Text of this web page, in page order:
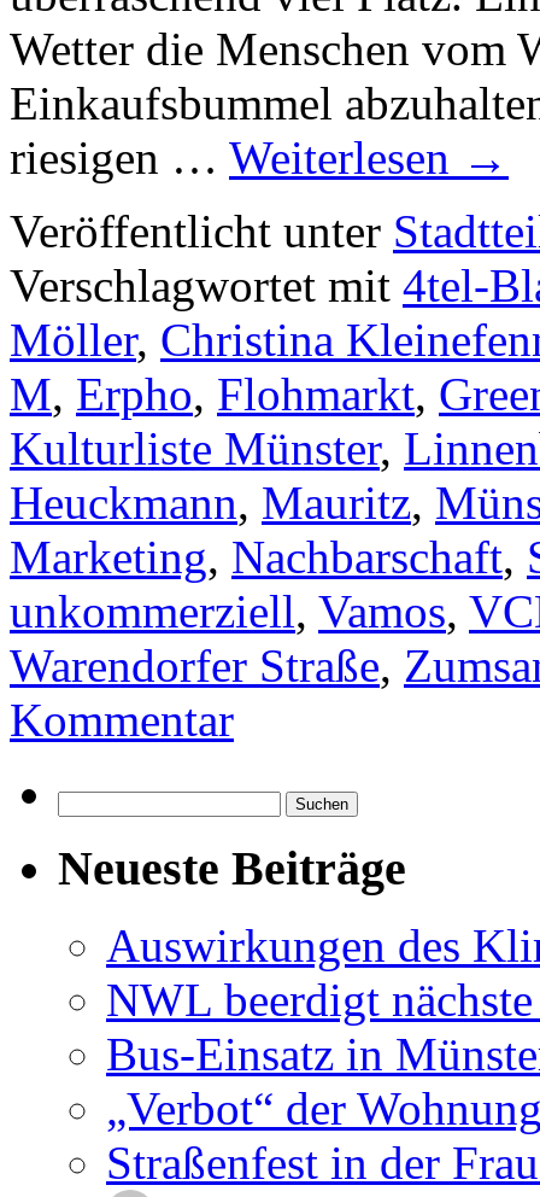
Wetter die Menschen vom
Einkaufsbummel
riesigen … Weiterlesen →
Veröffentlicht unter
Verschlagwortet mit 4tel-
Möller, Christina
M, Erpho, Flohmarkt,
Kulturliste Münster,
Heuckmann, Mauritz,
Marketing, Nachbarschaft,
unkommerziell, Vamos,
Warendorfer Straße,
Kommentar
nach:
Neueste Beiträge
Auswirkungen des
NWL beerdigt
Bus-Einsatz in
„Verbot“ der
Straßenfest in der